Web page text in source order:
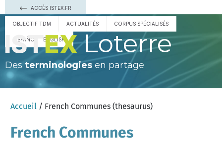
ACCÈS ISTEX.FR
OBJECTIF TDM ACTUALITÉS CORPUS SPÉCIALISÉS
ESPAÑOL ENGLISH Loterre
Des terminologies en partage
Accueil / French Communes (thesaurus)
French Communes